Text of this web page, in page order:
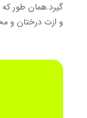
گیرد.همان طور
و ازت درختان و